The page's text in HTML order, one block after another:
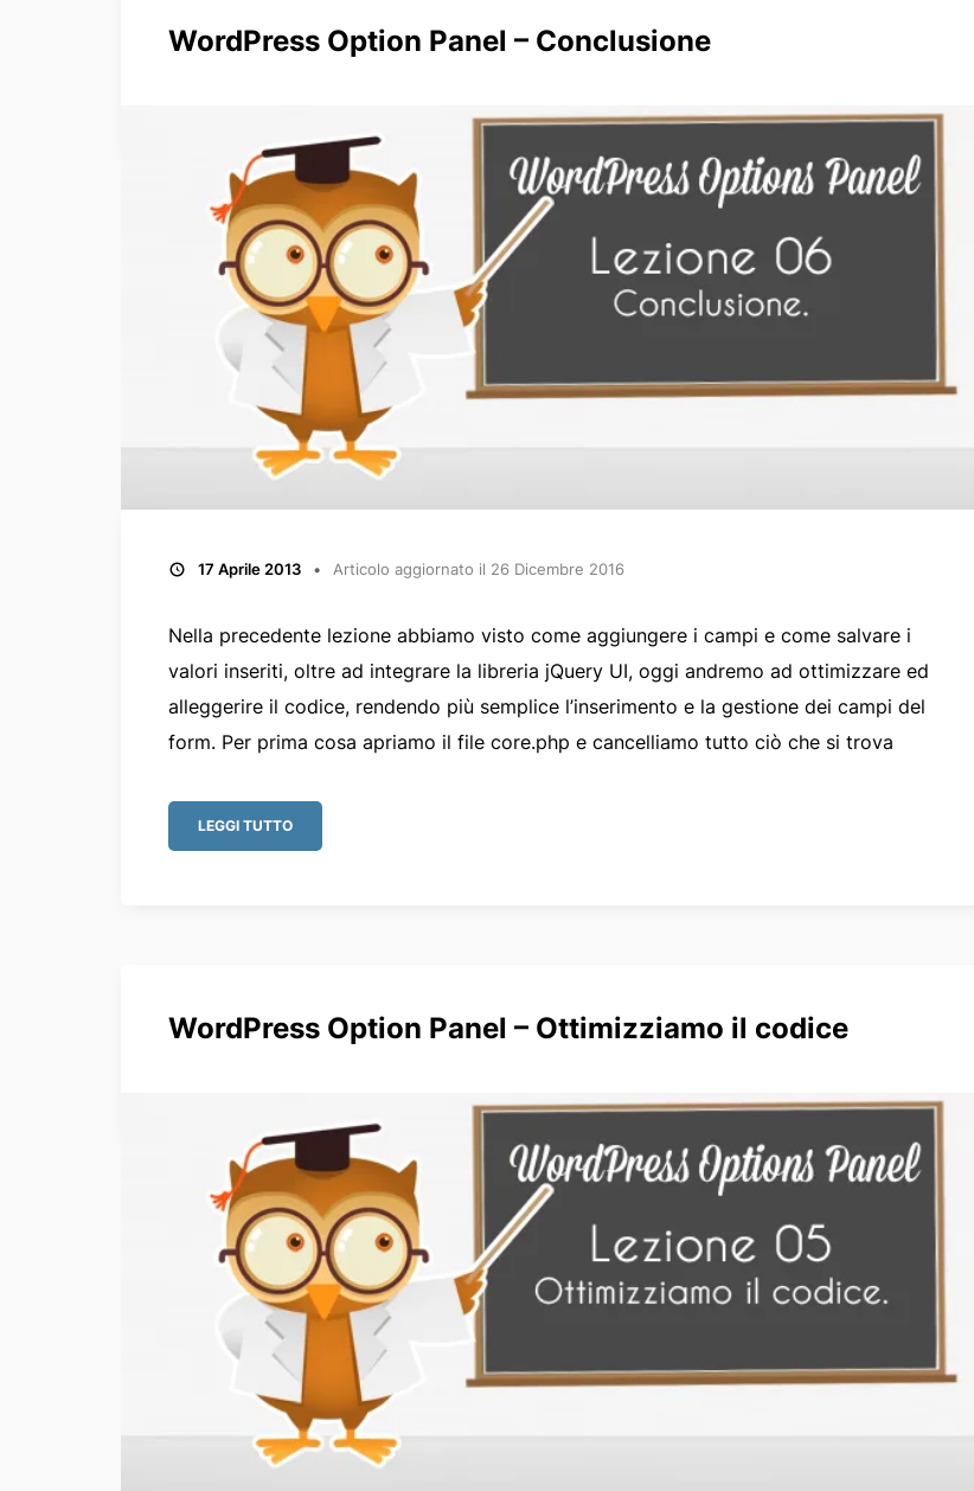
WordPress Option Panel – Conclusione
17 Aprile 2013 Articolo aggiornato il 26 Dicembre 2016
Nella precedente lezione abbiamo visto come aggiungere i campi e come salvare i
valori inseriti, oltre ad integrare la libreria jQuery UI, oggi andremo ad ottimizzare ed
alleggerire il codice, rendendo più semplice l’inserimento e la gestione dei campi del
form. Per prima cosa apriamo il file core.php e cancelliamo tutto ciò che si trova
LEGGI TUTTO
WordPress Option Panel – Ottimizziamo il codice